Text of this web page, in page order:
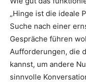
„Hinge ist die ideale
Suche nach einer
Gespräche führen
Aufforderungen, die
kannst, um andere
sinnvolle